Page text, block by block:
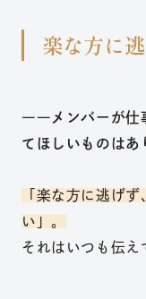
楽な方に
――メンバーが仕
てほしいものはあ
「楽な方に逃げ
い」。
それはいつも伝え